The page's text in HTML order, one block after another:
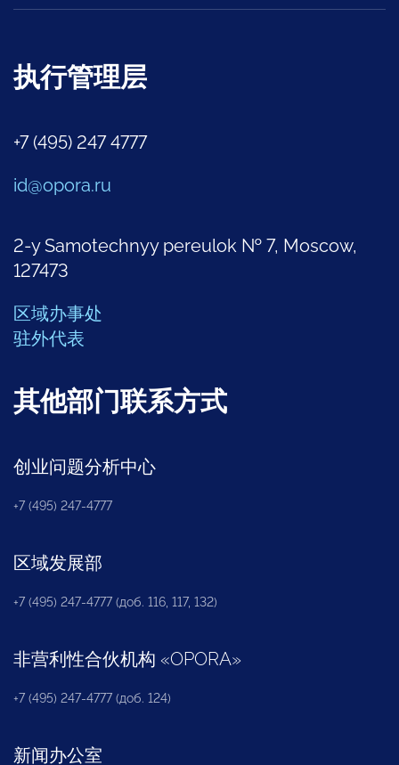
执行管理层
+7 (495) 247 4777
id@opora.ru
2-y Samotechnyy pereulok № 7, Moscow,
127473
区域办事处
驻外代表
其他部门联系方式
创业问题分析中心
+7 (495) 247-4777
区域发展部
+7 (495) 247-4777 (доб. 116, 117, 132)
非营利性合伙机构 «OPORA»
+7 (495) 247-4777 (доб. 124)
新闻办公室